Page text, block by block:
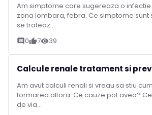
Am simptome care sugereaza o
zona lombara, febra. Ce simptome sunt
se trateaz...
comment 0thumb_up7visibility39
Calcule renale tratament si
Am avut calculi renali si vreau sa stiu
formarea altora. Ce cauze pot avea?
de via...